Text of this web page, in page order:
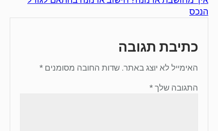
הנכס
כתיבת תגובה
האימייל לא יוצג באתר. שדות החובה מסומנים *
התגובה שלך *